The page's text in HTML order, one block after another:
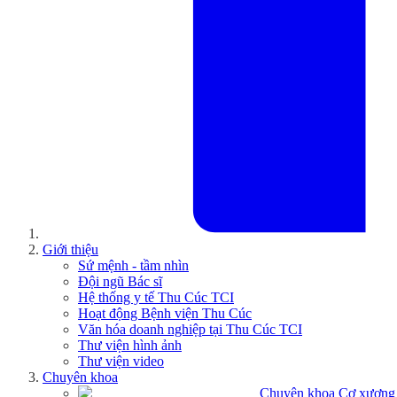
Giới thiệu
Sứ mệnh - tầm nhìn
Đội ngũ Bác sĩ
Hệ thống y tế Thu Cúc TCI
Hoạt động Bệnh viện Thu Cúc
Văn hóa doanh nghiệp tại Thu Cúc TCI
Thư viện hình ảnh
Thư viện video
Chuyên khoa
Chuyên khoa Cơ